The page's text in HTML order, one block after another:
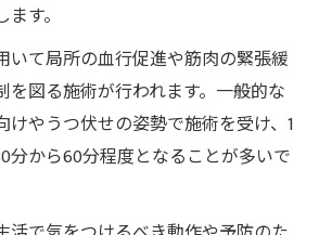
す。
いて局所の血行促進や筋肉の緊張緩
を図る施術が行われます。一般的な
けやうつ伏せの姿勢で施術を受け、1
分から60分程度となることが多いで